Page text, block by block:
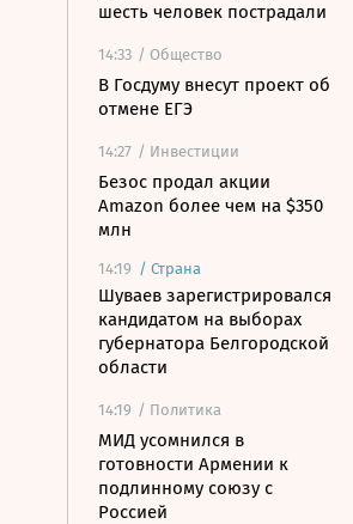
шесть человек пострадали
14:33 / Общество
В Госдуму внесут проект об
отмене ЕГЭ
14:27 / Инвестиции
Безос продал акции
Amazon более чем на $350
млн
14:19 / Страна
Шуваев зарегистрировался
кандидатом на выборах
губернатора Белгородской
области
14:19 / Политика
МИД усомнился в
готовности Армении к
подлинному союзу с
Россией